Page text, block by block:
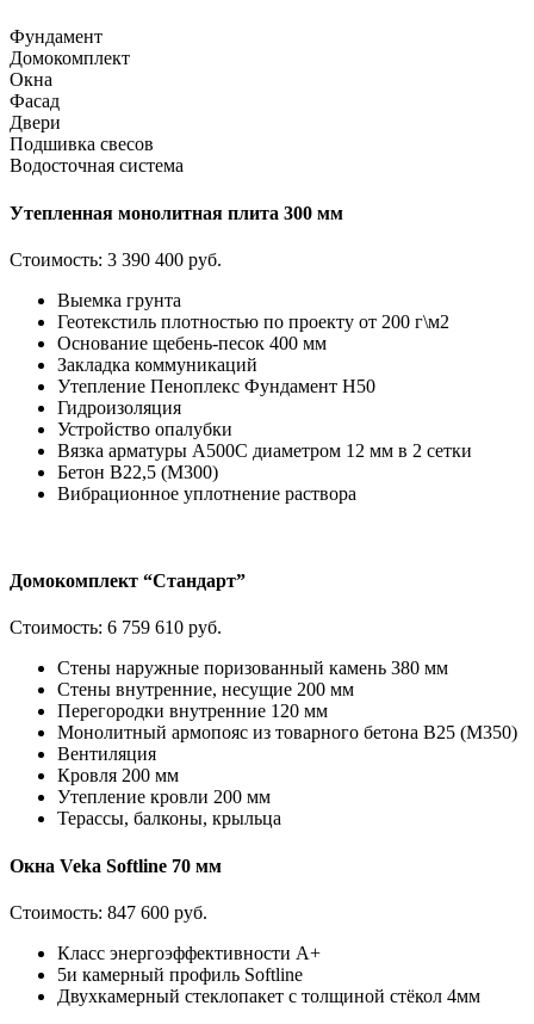
Фундамент
Домокомплект
Окна
Фасад
Двери
Подшивка свесов
Водосточная система
Утепленная монолитная плита 300 мм
Стоимость: 3 390 400 руб.
Выемка грунта
Геотекстиль плотностью по проекту от 200 г\м2
Основание щебень-песок 400 мм
Закладка коммуникаций
Утепление Пеноплекс Фундамент H50
Гидроизоляция
Устройство опалубки
Вязка арматуры А500С диаметром 12 мм в 2 сетки
Бетон В22,5 (М300)
Вибрационное уплотнение раствора
Домокомплект “Стандарт”
Стоимость: 6 759 610 руб.
Стены наружные поризованный камень 380 мм
Стены внутренние, несущие 200 мм
Перегородки внутренние 120 мм
Монолитный армопояс из товарного бетона В25 (М350)
Вентиляция
Кровля 200 мм
Утепление кровли 200 мм
Терассы, балконы, крыльца
Окна Veka Softline 70 мм
Стоимость: 847 600 руб.
Класс энергоэффективности А+
5и камерный профиль Softline
Двухкамерный стеклопакет с толщиной стёкол 4мм